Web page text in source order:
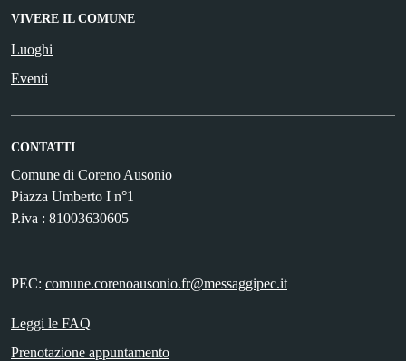
VIVERE IL COMUNE
Luoghi
Eventi
CONTATTI
Comune di Coreno Ausonio
Piazza Umberto I n°1
P.iva : 81003630605
PEC: comune.corenoausonio.fr@messaggipec.it
Leggi le FAQ
Prenotazione appuntamento